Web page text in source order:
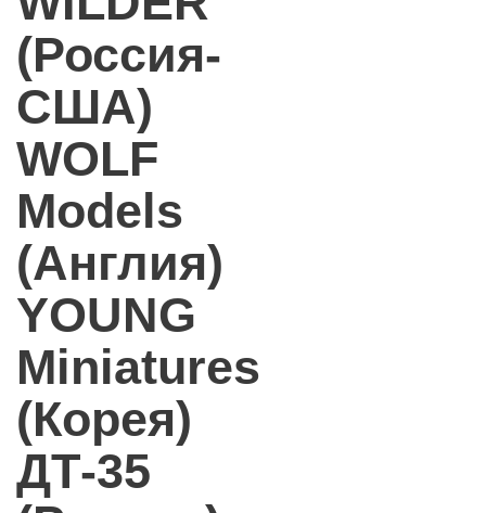
(Россия-
США)
WOLF
Models
(Англия)
YOUNG
Miniatures
(Корея)
ДТ-35